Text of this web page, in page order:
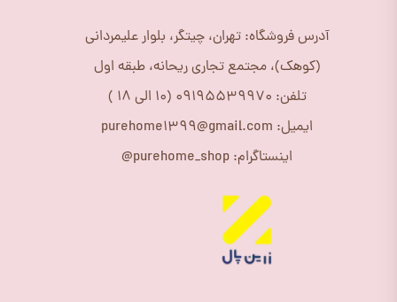
آدرس فروشگاه: تهران، چیتگر، بلوار علیمردانی
(کوهک)، مجتمع تجاری ریحانه، طبقه اول
تلفن: 09195539970 (10 الی 18 )
ایمیل: purehome1399@gmail.com
اینستاگرام: purehome_shop@